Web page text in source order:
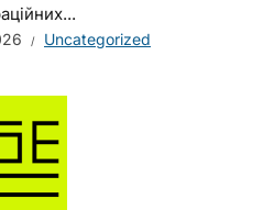
Uncategorized